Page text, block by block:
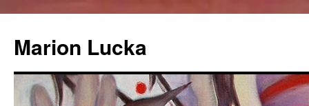
Marion Lucka